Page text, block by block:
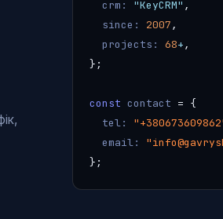
crm:
"KeyCRM" ,
since:
2007,
projects:
68+,
};
const contact = {
tel:
email:
};